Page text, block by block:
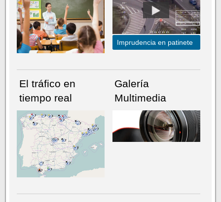
NÚMERO ACTUALHEMEROTECA
Imprudencia en patinete
El tráfico en
tiempo real
Galería
Multimedia